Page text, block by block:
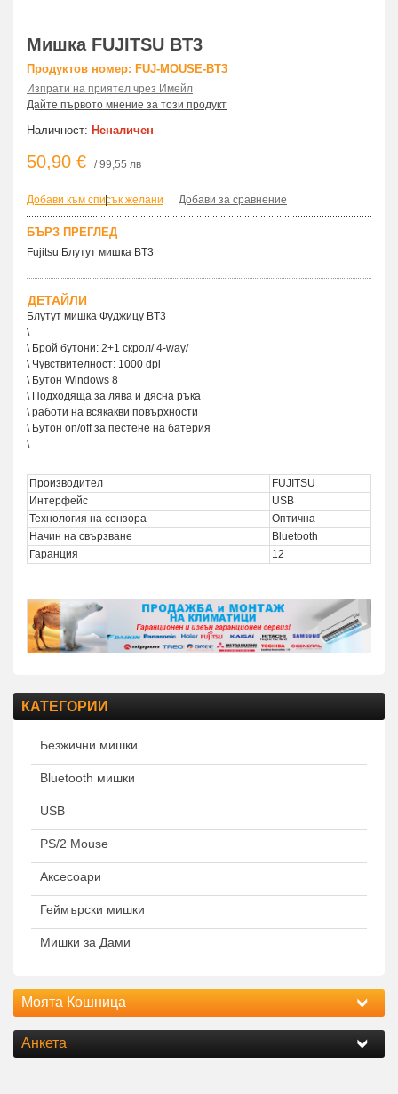
Мишка FUJITSU BT3
Продуктов номер: FUJ-MOUSE-BT3
Изпрати на приятел чрез Имейл
Дайте първото мнение за този продукт
Наличност: Неналичен
50,90 € / 99,55 лв
Добави към списък желани
| Добави за сравнение
БЪРЗ ПРЕГЛЕД
Fujitsu Блутут мишка BT3
ДЕТАЙЛИ
Блутут мишка Фуджицу BT3
\
\ Брой бутони: 2+1 скрол/ 4-way/
\ Чувствителност: 1000 dpi
\ Бутон Windows 8
\ Подходяща за лява и дясна ръка
\ работи на всякакви повърхности
\ Бутон on/off за пестене на батерия
\
Производител
FUJITSU
Интерфейс
USB
Технология на сензора
Оптична
Начин на свързване
Bluetooth
Гаранция
12
КАТЕГОРИИ
Безжични мишки
Bluetooth мишки
USB
PS/2 Mouse
Аксесоари
Геймърски мишки
Мишки за Дами
Моята Кошница
Анкета